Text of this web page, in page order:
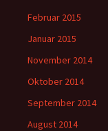
Februar 2015
Januar 2015
November 2014
Oktober 2014
September 2014
August 2014